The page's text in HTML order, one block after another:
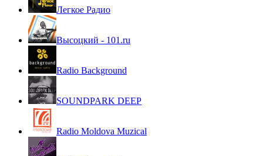
Легкое Радио
Высоцкий - 101.ru
Radio Background
SOUNDPARK DEEP
Radio Moldova Muzical